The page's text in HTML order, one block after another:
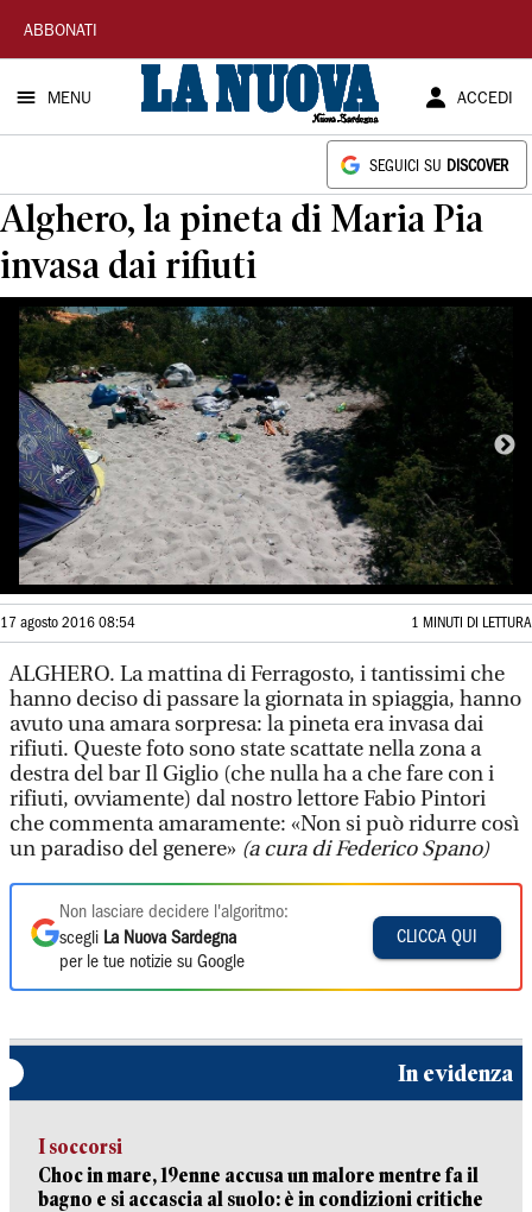
La
Nuova
Sardegna
ABBONATI
MENU ACCEDI
SEGUICI SU DISCOVER
Alghero, la pineta di Maria Pia
invasa dai rifiuti
17 agosto 2016 08:54 1 MINUTI DI LETTURA
ALGHERO. La mattina di Ferragosto, i tantissimi che
hanno deciso di passare la giornata in spiaggia, hanno
avuto una amara sorpresa: la pineta era invasa dai
rifiuti. Queste foto sono state scattate nella zona a
destra del bar Il Giglio (che nulla ha a che fare con i
rifiuti, ovviamente) dal nostro lettore Fabio Pintori
che commenta amaramente: «Non si può ridurre così
un paradiso del genere» (a cura di Federico Spano)
Non lasciare decidere l'algoritmo:
scegli La Nuova Sardegna
per le tue notizie su Google
CLICCA QUI
In evidenza
I soccorsi
Choc in mare, 19enne accusa un malore mentre fa il
bagno e si accascia al suolo: è in condizioni critiche